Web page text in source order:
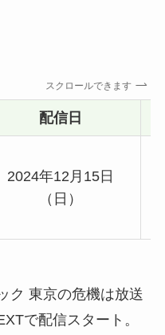
スクロールできます
配信日
2024年12月15日
（日）
ク 東京の危機は放送
で配信スタート。